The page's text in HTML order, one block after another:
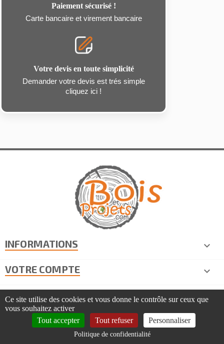
Paiement sécurisé !
Carte bancaire et virement bancaire
Votre devis en toute simplicité
Demander votre devis est trés simple
cliquez ici !
INFORMATIONS

VOTRE COMPTE

INFORMATIONS DE CONTACT
keyboard_arrow_down
COPYRIGHT © 2026 BOIS ET PROJETS | TOUS DROITS
RÉSERVÉS | CRÉATION TOOEASY
Ce site utilise des cookies et vous donne le contrôle sur ceux que
vous souhaitez activer
Tout accepter
Tout refuser Personnaliser
Politique de confidentialité